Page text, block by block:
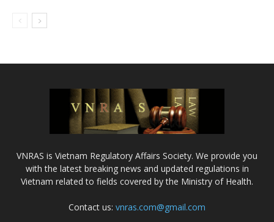
VNRAS is Vietnam Regulatory Affairs Society. We provide you
with the latest breaking news and updated regulations in
Vietnam related to fields covered by the Ministry of Health.
Contact us: vnras.com@gmail.com